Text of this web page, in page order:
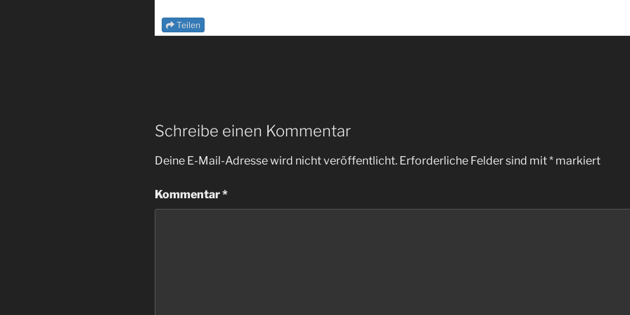
Teilen
Schreibe einen Kommentar
Deine E-Mail-Adresse wird nicht veröffentlicht. Erforderliche Felder sind mit* markiert
Kommentar*